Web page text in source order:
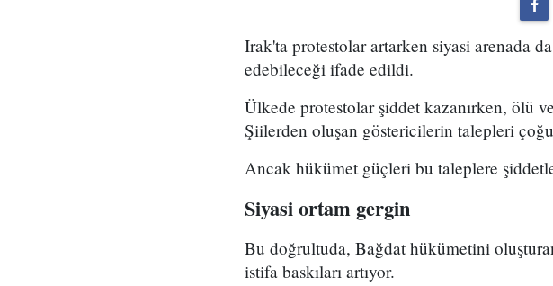
Irak'ta protestolar artarken siyasi arenada
edebileceği ifade edildi.
Ülkede protestolar şiddet kazanırken, ölü ve
Şiilerden oluşan göstericilerin talepleri
Ancak hükümet güçleri bu taleplere
Siyasi ortam gergin
Bu doğrultuda, Bağdat hükümetini
istifa baskıları artıyor.